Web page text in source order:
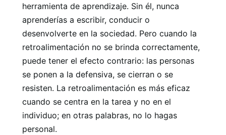
herramienta de aprendizaje. Sin él, nunca
aprenderías a escribir, conducir o
desenvolverte en la sociedad. Pero cuando la
retroalimentación no se brinda correctamente,
puede tener el efecto contrario: las personas
se ponen a la defensiva, se cierran o se
resisten. La retroalimentación es más eficaz
cuando se centra en la tarea y no en el
individuo; en otras palabras, no lo hagas
personal.